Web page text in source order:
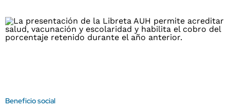
Beneficio social